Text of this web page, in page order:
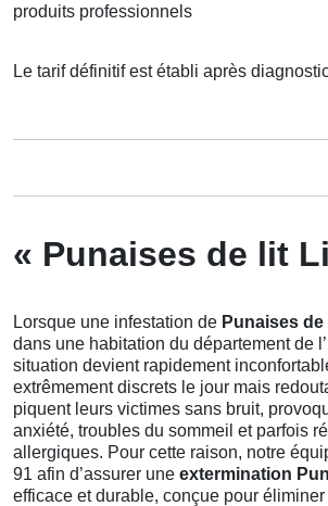
produits professionnels
Le tarif définitif est établi après
« Punaises de lit
Lorsque une infestation de Punaises
dans une habitation du département de
situation devient rapidement
extrêmement discrets le jour mais
piquent leurs victimes sans bruit,
anxiété, troubles du sommeil et parfois
allergiques. Pour cette raison, notre
91 afin d’assurer une extermination
efficace et durable, conçue pour